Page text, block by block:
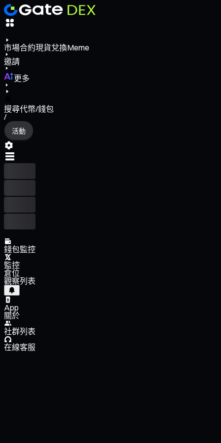
市場合約現貨兌換Meme
邀請
更多
搜尋代幣/錢包
/
活動
錢包監控
監控
倉位
觀察列表
App
關於
社群列表
在線客服